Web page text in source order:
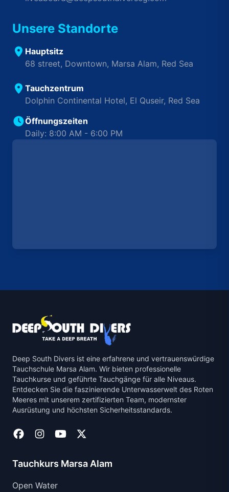
Unsere Standorte
Hauptsitz
68 street, Downtown, Marsa Alam, Red Sea
Tauchzentrum
Dolphin Continental Hotel, El Quseir, Red Sea
Öffnungszeiten
Daily: 8:00 AM - 6:00 PM
Deep South Divers ist eine erfahrene und vertrauenswürdige
Tauchschule Marsa Alam. Wir bieten professionelle
Tauchkurse und geführte Tauchgänge für alle Niveaus.
Entdecken Sie die faszinierende Unterwasserwelt des Roten
Meeres mit unserem zertifizierten Team, modernster
Ausrüstung und höchsten Sicherheitsstandards.
Tauchkurs Marsa Alam
Open Water